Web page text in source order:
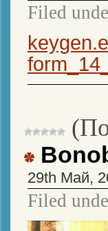
Filed
29th Май,
Filed